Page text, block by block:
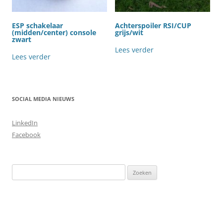
ESP schakelaar
(midden/center) console
zwart
Lees verder
Achterspoiler RSI/CUP
grijs/wit
Lees verder
SOCIAL MEDIA NIEUWS
LinkedIn
Facebook
naar: